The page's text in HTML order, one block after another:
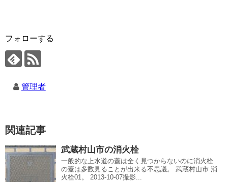
フォローする
管理者
関連記事
武蔵村山市の消火栓
一般的な上水道の蓋は全く見つからないのに消火栓
の蓋は多数見ることが出来る不思議。 武蔵村山市 消
火栓01。 2013-10-07撮影...